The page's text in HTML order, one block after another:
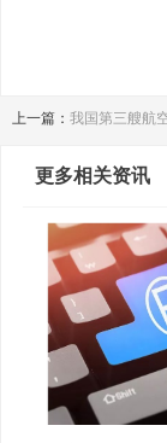
上一篇： 我国第三艘航
更多相关资讯